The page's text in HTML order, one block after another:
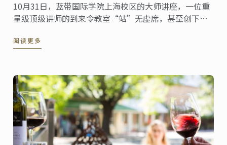
10月31日，蓝带国际学院上海校区的大师讲座，一位重
量级顶级讲师的到来令教室“站”无虚席，甚至创下了
级甜品师--西山浩平。
阅读更多